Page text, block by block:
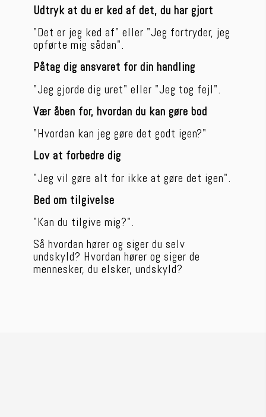
Udtryk at du er ked af det, du har gjort
"Det er jeg ked af" eller "Jeg fortryder, jeg
opførte mig sådan".
Påtag dig ansvaret for din handling
"Jeg gjorde dig uret" eller "Jeg tog fejl".
Vær åben for, hvordan du kan gøre bod
"Hvordan kan jeg gøre det godt igen?"
Lov at forbedre dig
"Jeg vil gøre alt for ikke at gøre det igen".
Bed om tilgivelse
"Kan du tilgive mig?".
Så hvordan hører og siger du selv
undskyld? Hvordan hører og siger de
mennesker, du elsker, undskyld?